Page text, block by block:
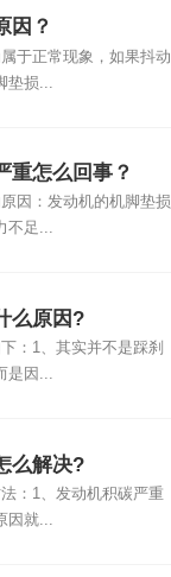
因？
于正常现象，如果抖动
垫损...
重怎么回事？
因：发动机的机脚垫损
不足...
么原因?
：1、其实并不是踩刹
是因...
么解决?
：1、发动机积碳严重
因就...